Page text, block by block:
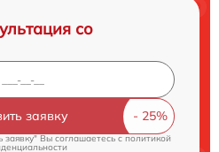
со
заявку
Вы соглашаетесь c политикой